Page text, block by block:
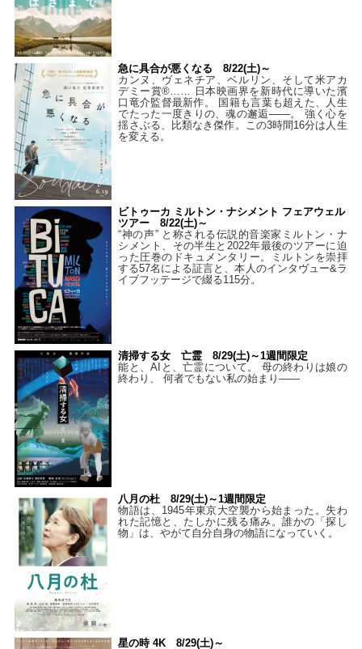
急に具合が悪くなる 8/22(土)～
カンヌ、ヴェネチア、ベルリン、そして米アカ
デミー賞®…… 日本映画界を新時代に導いた濱
口竜介監督最新作。 国籍も言葉も超えた、人生
でたった一度きりの、魂の邂逅――。 強く心を
揺さぶる、比類なき傑作。この3時間16分は人生
を変える。
ビトゥーカ ミルトン・ナシメント フェアウェル
ツアー 8/22(土)～
“神の声” と称される伝説的音楽家ミルトン・ナ
シメント、その半生と2022年最後のツアーに迫
った圧巻のドキュメンタリー。ミルトンを崇拝
する57名による証言と、本人のインタヴュー&ラ
イブフッテージで綴る115分。
清掃する女 亡霊 8/29(土)～1週間限定
能と、AIと、亡霊について。 母の終わりは娘の
終わり、 何者でもない私の始まり――
八月の杜 8/29(土)～1週間限定
物語は、1945年東京大空襲から始まった。失わ
れた記憶と、たしかに残る痛み。誰かの「探し
物」は、やがて自分自身の物語になっていく。
星の時 4K 8/29(土)～